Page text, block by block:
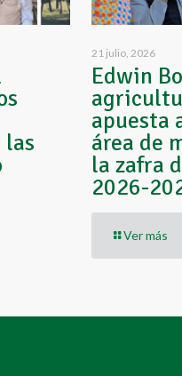
21 julio, 2026
Edwin
apuesta
área de
la zafra
2026-
Ver más